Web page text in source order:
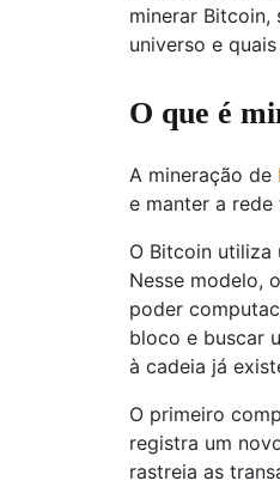
minerar Bitcoin,
universo e
O que é
A mineração de
e manter a
O Bitcoin utiliza
Nesse modelo,
poder
bloco e buscar
à cadeia já
O primeiro
registra um
rastreia as